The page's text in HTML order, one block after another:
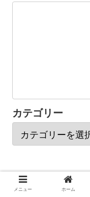
カテゴリー
メニュー ホーム